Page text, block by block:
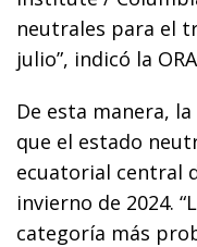
neutrales para el
julio”, indicó la
De esta manera,
que el estado
ecuatorial central
invierno de 2024.
categoría más